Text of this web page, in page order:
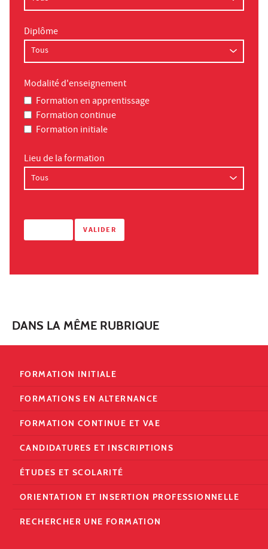
Diplôme
Modalité d'enseignement
Formation en apprentissage
Formation continue
Formation initiale
Lieu de la formation
DANS LA MÊME RUBRIQUE
FORMATION INITIALE
FORMATIONS EN ALTERNANCE
FORMATION CONTINUE ET VAE
CANDIDATURES ET INSCRIPTIONS
ÉTUDES ET SCOLARITÉ
ORIENTATION ET INSERTION PROFESSIONNELLE
RECHERCHER UNE FORMATION